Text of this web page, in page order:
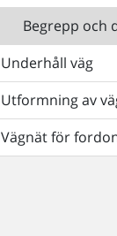
Begrepp och
Underhåll väg
Utformning av
Vägnät för